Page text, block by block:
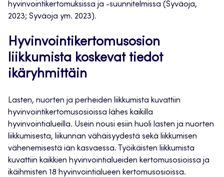
hyvinvointikertomuksissa ja -suunnitelmissa (Syväoja,
2023; Syväoja ym. 2023).
Hyvinvointikertomusosion
liikkumista koskevat tiedot
ikäryhmittäin
Lasten, nuorten ja perheiden liikkumista kuvattiin
hyvinvointikertomusosioissa lähes kaikilla
hyvinvointialueilla. Usein nousi esiin huoli lasten ja nuorten
liikkumisesta, liikunnan vähäisyydestä sekä liikkumisen
vähenemisestä iän kasvaessa. Työikäisten liikkumista
kuvattiin kaikkien hyvinvointialueiden kertomusosioissa ja
ikäihmisten 18 hyvinvointialueen kertomusosioissa.